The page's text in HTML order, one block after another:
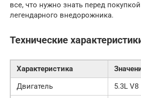
все, что нужно знать перед покупкой
легендарного внедорожника.
Технические
Характеристика
Двигатель
5.3L V8